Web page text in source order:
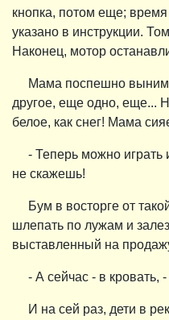
кнопка, потом еще;
указано в инструкции.
Наконец, мотор
Мама поспешно
другое, еще одно, еще...
белое, как снег! Мама
- Теперь можно играть
не скажешь!
Бум в восторге от
шлепать по лужам и
выставленный на
- А сейчас - в кровать,
И на сей раз, дети в